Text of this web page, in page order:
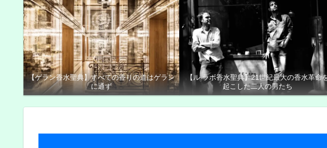
【ゲラン香水聖典】すべての香りの道はゲラン
に通ず
【ル ラボ香水聖典】21世紀最大の香水革命
起こした二人の男たち